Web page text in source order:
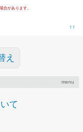
合があります。
↑↑
え
menu
て